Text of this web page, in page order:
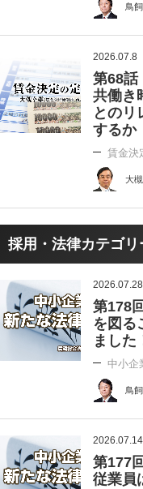
鳥
2026.07.8
第68
共働き
とのリ
するか
賃金決
大
採用・法律カテゴ
2026.07.28
第178
を図る
ました
中小企
鳥
2026.07.14
第177
従業員